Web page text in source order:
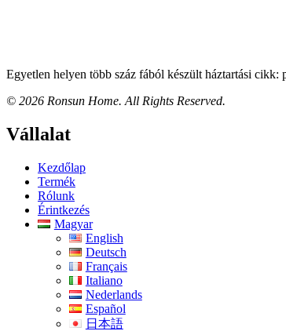
Egyetlen helyen több száz fából készült háztartási
© 2026 Ronsun Home. All Rights Reserved.
Vállalat
Kezdőlap
Termék
Rólunk
Érintkezés
Magyar
English
Deutsch
Français
Italiano
Nederlands
Español
日本語